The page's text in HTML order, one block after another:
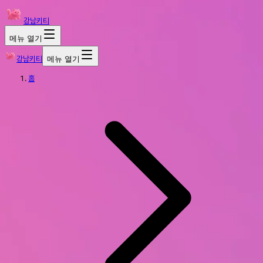
강남키티
메뉴 열기
강남키티 메뉴 열기
홈